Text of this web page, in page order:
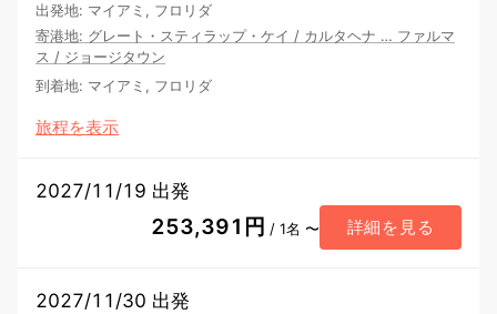
出発地: マイアミ, フロリダ
寄港地: グレート・スティラップ・ケイ / カルタヘナ … ファルマ
ス / ジョージタウン
到着地: マイアミ, フロリダ
旅程を表示
2027/11/19 出発
253,391円 / 1名 〜 詳細を見る
2027/11/30 出発